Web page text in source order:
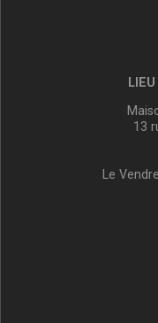
13
Le